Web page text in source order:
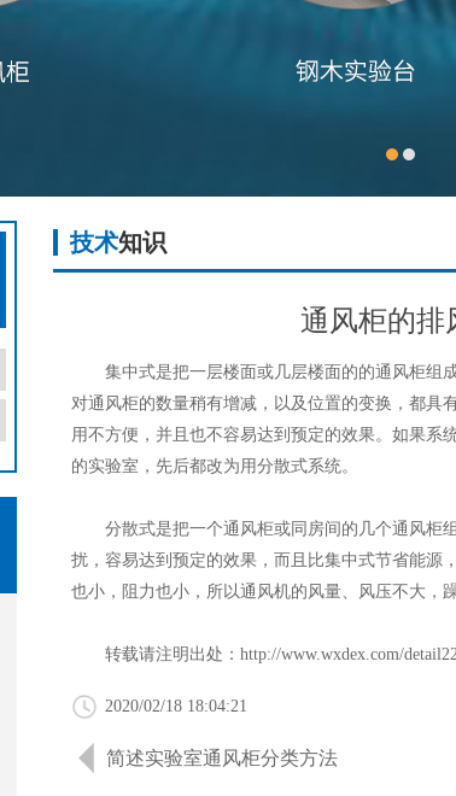
技术知识
通风柜的排
集中式是把一层楼面或几层楼面的的通风柜组成
对通风柜的数量稍有增减，以及位置的变换，都具
用不方便，并且也不容易达到预定的效果。如果系
的实验室，先后都改为用分散式系统。
分散式是把一个通风柜或同房间的几个通风柜组
扰，容易达到预定的效果，而且比集中式节省能源
也小，阻力也小，所以通风机的风量、风压不大，
转载请注明出处：http://www.wxdex.com/
2020/02/18 18:04:21
简述实验室通风柜分类方法